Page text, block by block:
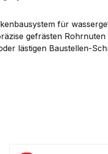
für
gefrästen
lästigen Baustellen-